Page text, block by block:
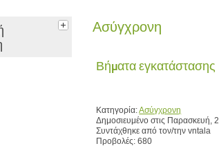
Ασύγχρονη
Βήματα
Κατηγορία:Ασύγχρονη
Δημοσιευμένο στις Παρασκευή,
Συντάχθηκε από τον/την vntala
Προβολές: 680